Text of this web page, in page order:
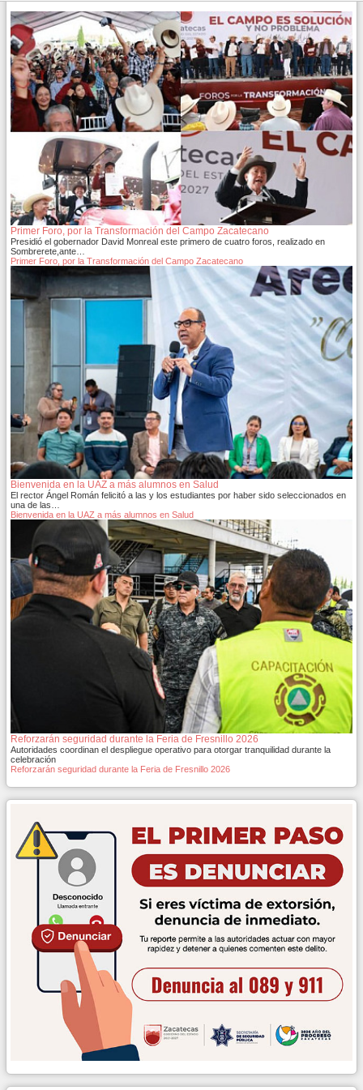
Primer Foro, por la Transformación del Campo Zacatecano
Presidió el gobernador David Monreal este primero de cuatro foros, realizado en
Sombrerete,ante…
Primer Foro, por la Transformación del Campo Zacatecano
Bienvenida en la UAZ a más alumnos en Salud
El rector Ángel Román felicitó a las y los estudiantes por haber sido seleccionados en
una de las…
Bienvenida en la UAZ a más alumnos en Salud
Reforzarán seguridad durante la Feria de Fresnillo 2026
Autoridades coordinan el despliegue operativo para otorgar tranquilidad durante la
celebración
Reforzarán seguridad durante la Feria de Fresnillo 2026